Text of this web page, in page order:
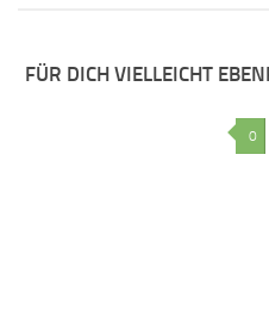
FÜR DICH VIELLEICHT
0